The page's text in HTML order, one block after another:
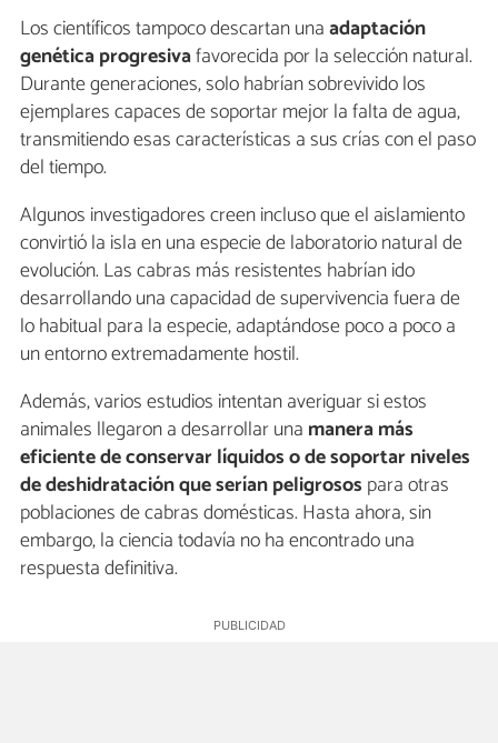
Los científicos tampoco descartan unaadaptación
genética progresivafavorecida por la selección natural.
Durante generaciones, solo habrían sobrevivido los
ejemplares capaces de soportar mejor la falta de agua,
transmitiendo esas características a sus crías con el paso
del tiempo.
Algunos investigadores creen incluso que el aislamiento
convirtió la isla en una especie de laboratorio natural de
evolución. Las cabras más resistentes habrían ido
desarrollando una capacidad de supervivencia fuera de
lo habitual para la especie, adaptándose poco a poco a
un entorno extremadamente hostil.
Además, varios estudios intentan averiguar si estos
animales llegaron a desarrollar una manera más
eficiente de conservar líquidos o de soportar niveles
de deshidratación que serían peligrosos para otras
poblaciones de cabras domésticas. Hasta ahora, sin
embargo, la ciencia todavía no ha encontrado una
respuesta definitiva.